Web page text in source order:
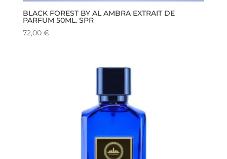
BLACK FOREST BY AL AMBRA EXTRAIT DE
PARFUM 50ML. SPR
72,00 €